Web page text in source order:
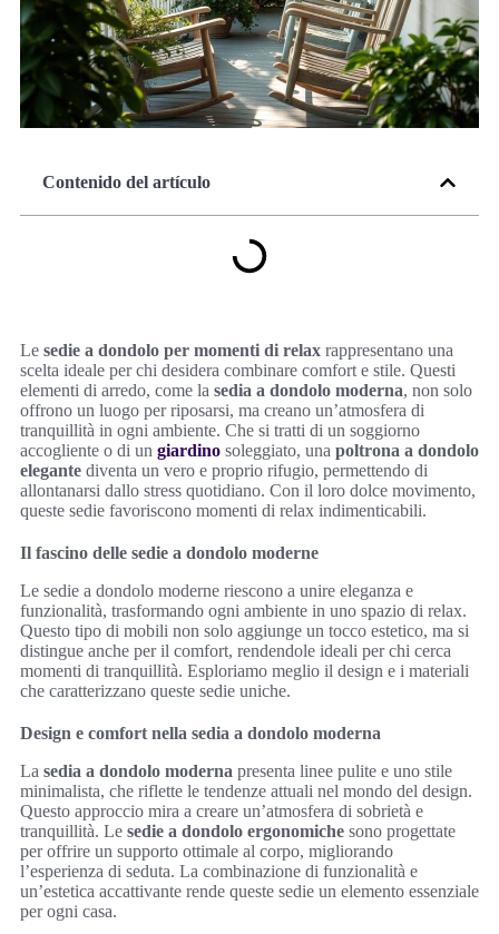
Contenido del artículo
Le sedie a dondolo per momenti di relax rappresentano una
scelta ideale per chi desidera combinare comfort e stile. Questi
elementi di arredo, come la sedia a dondolo moderna, non solo
offrono un luogo per riposarsi, ma creano un’atmosfera di
tranquillità in ogni ambiente. Che si tratti di un soggiorno
accogliente o di un giardino soleggiato, una poltrona a dondolo
elegante diventa un vero e proprio rifugio, permettendo di
allontanarsi dallo stress quotidiano. Con il loro dolce movimento,
queste sedie favoriscono momenti di relax indimenticabili.
Il fascino delle sedie a dondolo moderne
Le sedie a dondolo moderne riescono a unire eleganza e
funzionalità, trasformando ogni ambiente in uno spazio di relax.
Questo tipo di mobili non solo aggiunge un tocco estetico, ma si
distingue anche per il comfort, rendendole ideali per chi cerca
momenti di tranquillità. Esploriamo meglio il design e i materiali
che caratterizzano queste sedie uniche.
Design e comfort nella sedia a dondolo moderna
La sedia a dondolo moderna presenta linee pulite e uno stile
minimalista, che riflette le tendenze attuali nel mondo del design.
Questo approccio mira a creare un’atmosfera di sobrietà e
tranquillità. Le sedie a dondolo ergonomiche sono progettate
per offrire un supporto ottimale al corpo, migliorando
l’esperienza di seduta. La combinazione di funzionalità e
un’estetica accattivante rende queste sedie un elemento essenziale
per ogni casa.